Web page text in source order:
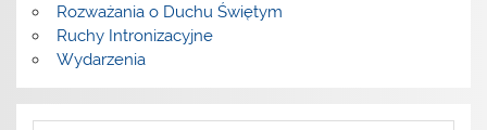
Rozważania o Duchu Świętym
Ruchy Intronizacyjne
Wydarzenia